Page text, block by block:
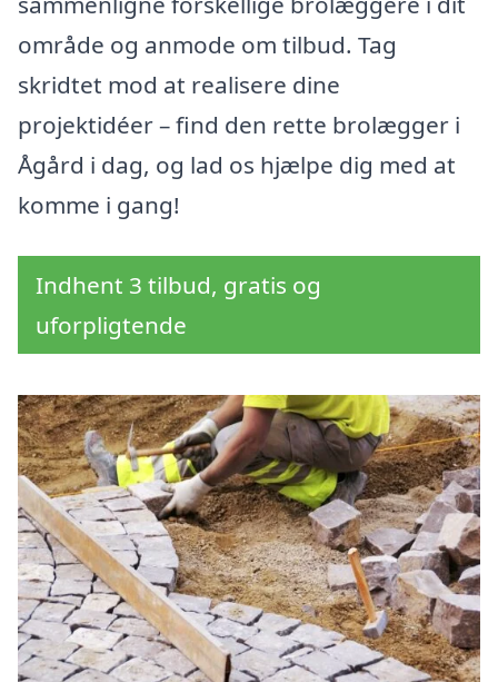
område og anmode om tilbud. Tag
skridtet mod at realisere dine
projektidéer – find den rette brolægger i
Ågård i dag, og lad os hjælpe dig med at
komme i gang!
Indhent 3 tilbud, gratis og
uforpligtende